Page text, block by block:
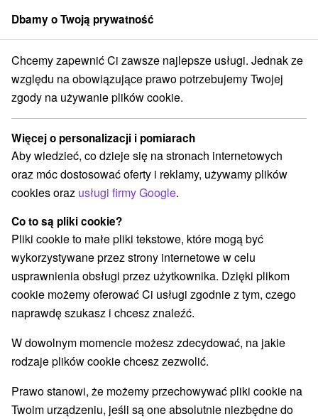
członek grupySorger
Atrakcje na Słowacji Tory gokartowe Podunajsko
Tory gokartowe Podunajsko
Kategorie
Wszystkie kategorie
Aquaparki, baseny(10)
Szlaki winne (1) Tory gokartowe
Obiekty architektoniczne
Miejsca sakralne(1) Wieże obserwacyjne i chodniki
Planetarium i obserwatorium (1)
Jeziora, jeziora, zbiorniki wodne(2) Zabytki techniki(5)
Atrakcje dla dzieci(18) Escaperoom(1)
Ogrody zoologiczne i fermy zwierząt
Muzea i galerie
Atrakcje z adrenaliną(2) Kolejki linowe(1)
Wsie i miasta
Orechová Potôň(1) Nové Zámky(1)
Dbamy o Twoją prywatność
Chcemy zapewnić Ci zawsze najlepsze usługi. Jednak ze
względu na obowiązujące prawo potrzebujemy Twojej
zgody na używanie plików cookie.
Więcej o personalizacji i pomiarach
Aby wiedzieć, co dzieje się na stronach internetowych
oraz móc dostosować oferty i reklamy, używamy plików
cookies oraz usługi firmy Google.
Co to są pliki cookie?
Pliki cookie to małe pliki tekstowe, które mogą być
wykorzystywane przez strony internetowe w celu
usprawnienia obsługi przez użytkownika. Dzięki plikom
cookie możemy oferować Ci usługi zgodnie z tym, czego
naprawdę szukasz i chcesz znaleźć.
W dowolnym momencie możesz zdecydować, na jakie
rodzaje plików cookie chcesz zezwolić.
Prawo stanowi, że możemy przechowywać pliki cookie na
Twoim urządzeniu, jeśli są one absolutnie niezbędne do